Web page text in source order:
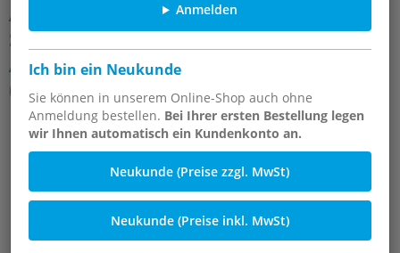
Anmelden
Ich bin ein Neukunde
Sie können in unserem Online-Shop auch ohne
Anmeldung bestellen. Bei Ihrer ersten Bestellung legen
wir Ihnen automatisch ein Kundenkonto an.
Neukunde (Preise zzgl. MwSt)
Neukunde (Preise inkl. MwSt)
Artikelgruppe
Schott-
Aufschraubverschraubungen
(Manometerverschraubungen), CK